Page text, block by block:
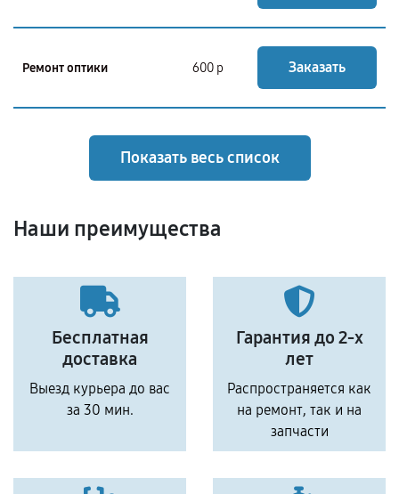
Ремонт оптики 600 р Заказать
Показать весь список
Наши преимущества
Бесплатная
доставка
Выезд курьера до вас
за 30 мин.
Гарантия до 2-х
лет
Распространяется как
на ремонт, так и на
запчасти